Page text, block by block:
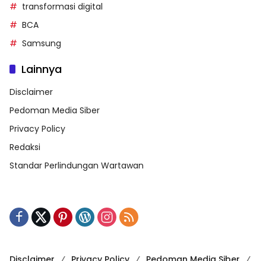
transformasi digital
BCA
Samsung
Lainnya
Disclaimer
Pedoman Media Siber
Privacy Policy
Redaksi
Standar Perlindungan Wartawan